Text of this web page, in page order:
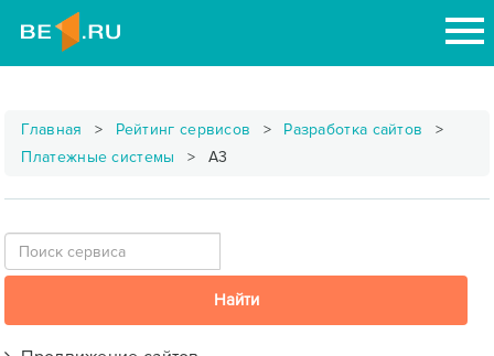
Главная Рейтинг сервисов
Разработка сайтов
Платежные системы
А3